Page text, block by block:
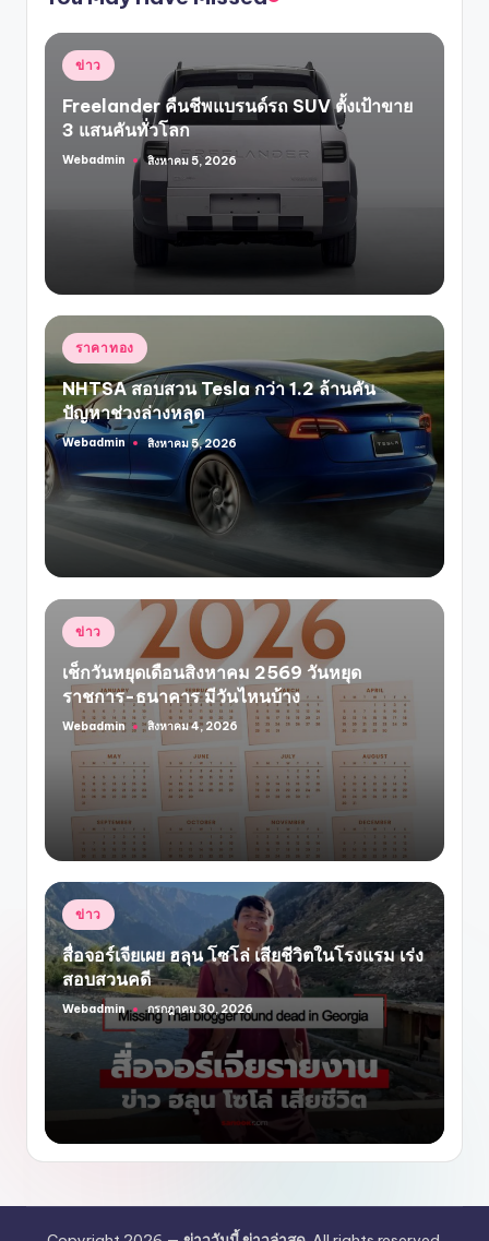
Posted
in
ข่าว
Freelander คืนชีพแบรนด์รถ SUV ตั้งเป้าขาย
3 แสนคันทั่วโลก
Posted
Webadmin สิงหาคม 5, 2026
Posted
in
ราคาทอง
NHTSA สอบสวน Tesla กว่า 1.2 ล้านคัน
ปัญหาช่วงล่างหลุด
Posted
Webadmin สิงหาคม 5, 2026
Posted
in
ข่าว
เช็กวันหยุดเดือนสิงหาคม 2569 วันหยุด
ราชการ-ธนาคาร มีวันไหนบ้าง
Posted
by
Webadmin สิงหาคม 4, 2026
Posted
in
ข่าว
สื่อจอร์เจียเผย ฮลุน โซโล่ เสียชีวิตในโรงแรม เร่ง
สอบสวนคดี
Posted
Webadmin กรกฎาคม 30, 2026